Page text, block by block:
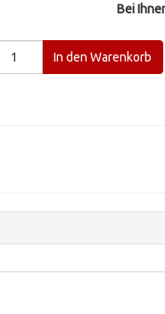
Bei
In den Warenkorb